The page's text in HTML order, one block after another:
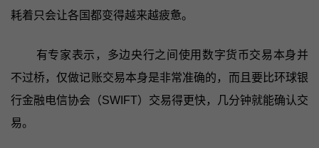
耗着只会让各国都变得越来越疲惫。
有专家表示，多边央行之间使用数字货币交易本身并
不过桥，仅做记账交易本身是非常准确的，而且要比环球银
行金融电信协会（SWIFT）交易得更快，几分钟就能确认交
易。